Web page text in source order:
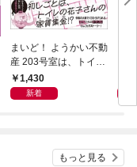
まいど！ ようかい不動
産 203号室は、トイレ
の花子さんの部屋？
1,430
新着
もっと見る